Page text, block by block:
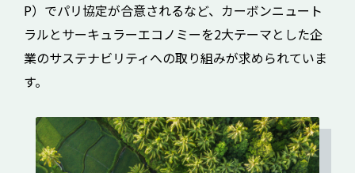
P）でパリ協定が合意されるなど、カーボンニュート
ラルとサーキュラーエコノミーを2大テーマとした企
業のサステナビリティへの取り組みが求められていま
す。